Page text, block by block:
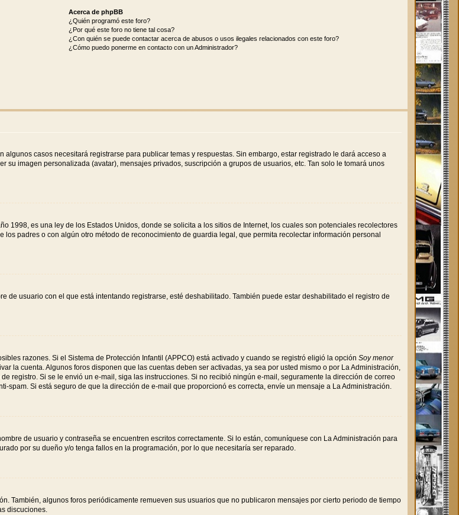
Acerca de phpBB
¿Quién programó este foro?
¿Por qué este foro no tiene tal cosa?
¿Con quién se puede contactar acerca de abusos o usos ilegales relacionados con este foro?
¿Cómo puedo ponerme en contacto con un Administrador?
casos necesitará registrarse para publicar temas y respuestas. Sin embargo, estar registrado le dará acceso a
imagen personalizada (avatar), mensajes privados, suscripción a grupos de usuarios, etc. Tan solo le tomará unos
1998, es una ley de los Estados Unidos, donde se solicita a los sitios de Internet, los cuales son potenciales recolectores
padres o con algún otro método de reconocimiento de guardia legal, que permita recolectar información personal
de usuario con el que está intentando registrarse, esté deshabilitado. También puede estar deshabilitado el registro de
razones. Si el Sistema de Protección Infantil (APPCO) está activado y cuando se registró eligió la opción Soy menor
la cuenta. Algunos foros disponen que las cuentas deben ser activadas, ya sea por usted mismo o por La Administración,
registro. Si se le envió un e-mail, siga las instrucciones. Si no recibió ningún e-mail, seguramente la dirección de correo
spam. Si está seguro de que la dirección de e-mail que proporcionó es correcta, envíe un mensaje a La Administración.
de usuario y contraseña se encuentren escritos correctamente. Si lo están, comuníquese con La Administración para
por su dueño y/o tenga fallos en la programación, por lo que necesitaría ser reparado.
También, algunos foros periódicamente remueven sus usuarios que no publicaron mensajes por cierto periodo de tiempo
discuciones.